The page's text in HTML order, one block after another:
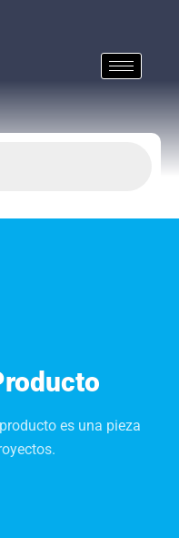
es una pieza